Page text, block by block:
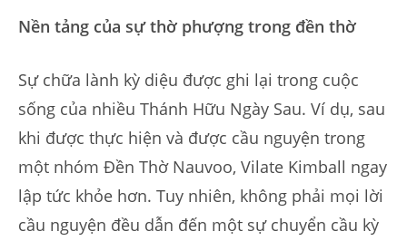
Nền tảng của sự thờ phượng trong đền thờ
Sự chữa lành kỳ diệu được ghi lại trong cuộc
sống của nhiều Thánh Hữu Ngày Sau. Ví dụ, sau
khi được thực hiện và được cầu nguyện trong
một nhóm Đền Thờ Nauvoo, Vilate Kimball ngay
lập tức khỏe hơn. Tuy nhiên, không phải mọi lời
cầu nguyện đều dẫn đến một sự chuyển cầu kỳ